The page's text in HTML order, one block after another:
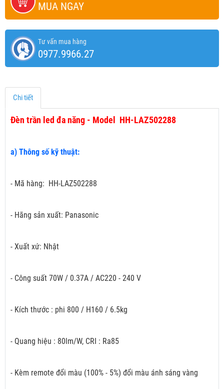
MUA NGAY
Tư vấn mua hàng
0977.9966.27
Chi tiết
Đèn trần led đa năng - Model HH-LAZ502288
a) Thông số kỹ thuật:
- Mã hàng: HH-LAZ502288
- Hãng sản xuất: Panasonic
- Xuất xứ: Nhật
- Công suất 70W / 0.37A / AC220 - 240 V
- Kích thước : phi 800 / H160 / 6.5kg
- Quang hiệu : 80lm/W, CRI : Ra85
- Kèm remote đổi màu (100% - 5%) đổi màu ánh sáng vàng